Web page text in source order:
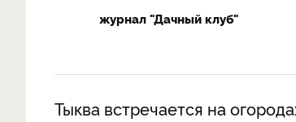
журнал "Дачный клуб"
Тыква встречается на